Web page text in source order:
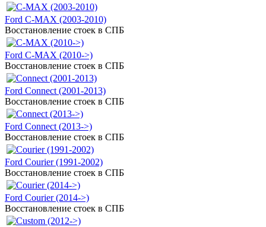
Ford C-MAX (2003-2010)
Восстановление стоек в СПБ
Ford C-MAX (2010->)
Восстановление стоек в СПБ
Ford Connect (2001-2013)
Восстановление стоек в СПБ
Ford Connect (2013->)
Восстановление стоек в СПБ
Ford Courier (1991-2002)
Восстановление стоек в СПБ
Ford Courier (2014->)
Восстановление стоек в СПБ